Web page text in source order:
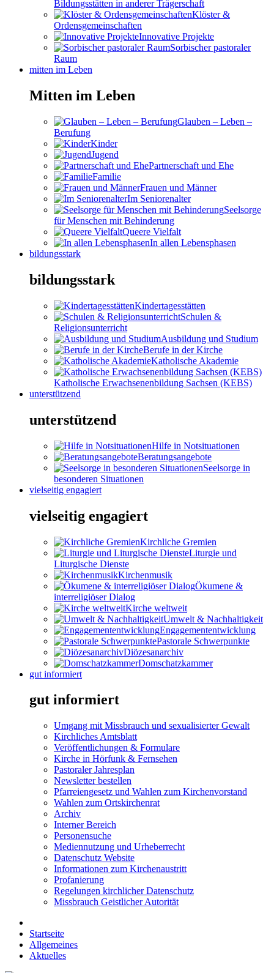
Bildungsstätten in anderer Trägerschaft
Klöster &
Ordensgemeinschaften
Innovative Projekte
Sorbischer pastoraler
Raum
mitten im Leben
Mitten im Leben
Glauben – Leben –
Berufung
Kinder
Jugend
Partnerschaft und Ehe
Familie
Frauen und Männer
Im Seniorenalter
Seelsorge
für Menschen mit Behinderung
Queere Vielfalt
In allen Lebensphasen
bildungsstark
bildungsstark
Kindertagesstätten
Schulen &
Religionsunterricht
Ausbildung und Studium
Berufe in der Kirche
Katholische Akademie
Katholische Erwachsenenbildung Sachsen (KEBS)
unterstützend
unterstützend
Hilfe in Notsituationen
Beratungsangebote
Seelsorge in
besonderen Situationen
vielseitig engagiert
vielseitig engagiert
Kirchliche Gremien
Liturgie und
Liturgische Dienste
Kirchenmusik
Ökumene &
interreligiöser Dialog
Kirche weltweit
Umwelt & Nachhaltigkeit
Engagemententwicklung
Pastorale Schwerpunkte
Diözesanarchiv
Domschatzkammer
gut informiert
gut informiert
Umgang mit Missbrauch und sexualisierter Gewalt
Kirchliches Amtsblatt
Veröffentlichungen & Formulare
Kirche in Hörfunk & Fernsehen
Pastoraler Jahresplan
Newsletter bestellen
Pfarreiengesetz und Wahlen zum Kirchenvorstand
Wahlen zum Ortskirchenrat
Archiv
Interner Bereich
Personensuche
Mediennutzung und Urheberrecht
Datenschutz Website
Informationen zum Kirchenaustritt
Profanierung
Regelungen kirchlicher Datenschutz
Missbrauch Geistlicher Autorität
Startseite
Allgemeines
Aktuelles